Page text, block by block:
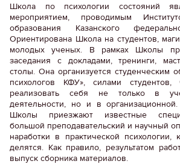
Школа по психологии состояний
мероприятием, проводимым
образования Казанского
Ориентирована Школа на студентов,
молодых ученых. В рамках Школы
заседания с докладами, тренинги,
столы. Она организуется студенческим
психологов КФУ», силами
реализовать себя не только в
деятельности, но и в
Школы приезжают известные
большой преподавательский и научный
наработки в практической психологии,
делятся. Как правило, результатом
выпуск сборника материалов.